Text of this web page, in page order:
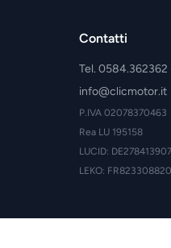
Contatti
Tel.
info@clicmotor.it
P.IVA 02078370463
Rea LU 195158
LUCID:
LEKO: FR823308820